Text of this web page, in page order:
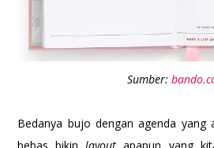
Sumber:
Bedanya bujo dengan agenda yang